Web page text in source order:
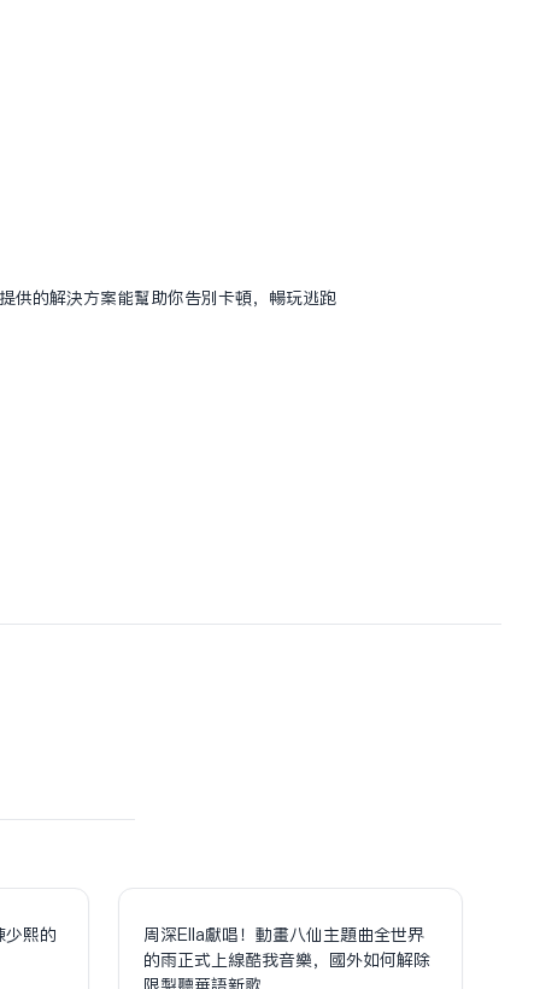
供的解决方案能帮助你告别卡顿，畅玩逃跑
少熙的
周深Ella獻唱！動畫八仙主題曲全世界
的雨正式上線酷我音樂，國外如何解除